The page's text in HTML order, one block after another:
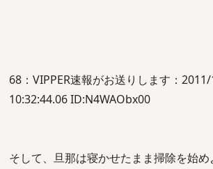
68：VIPPER速報がお送りします：
10:32:44.06 ID:N4WAObx00
そして、旦那は寝かせたまま掃除を始